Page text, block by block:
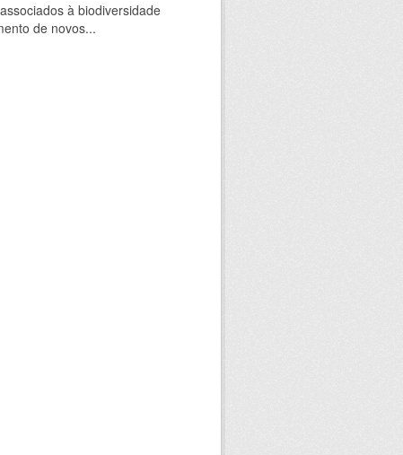
à biodiversidade
de novos...